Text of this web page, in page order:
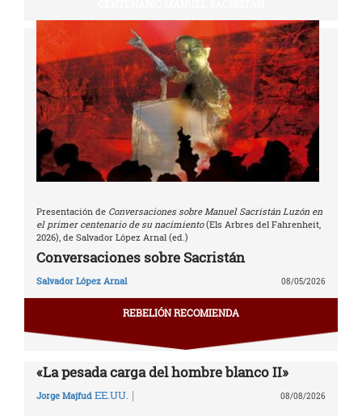
Presentación de Conversaciones sobre Manuel Sacristán Luzón en
el primer centenario de su nacimiento(Els Arbres del Fahrenheit,
2026), de Salvador López Arnal (ed.)
Conversaciones sobre Sacristán
Salvador López Arnal 08/05/2026
REBELIÓN RECOMIENDA
«La pesada carga del hombre blanco II»
Jorge Majfud EE.UU. | 08/08/2026